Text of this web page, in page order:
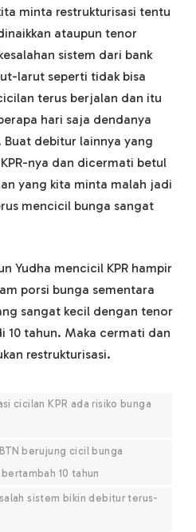
minta restrukturisasi tentu
ataupun tenor
sistem dari bank
larut seperti tidak bisa
terus berjalan dan itu
hari saja dendanya
debitur lainnya yang
nya dan dicermati betul
yang kita minta malah jadi
mencicil bunga sangat
Yudha mencicil KPR hampir
porsi bunga sementara
sangat kecil dengan tenor
10 tahun. Maka cermati dan
restrukturisasi.
cicilan KPR ada risiko bunga
berujung cicil bunga
10 tahun
sistem bikin debitur terus-